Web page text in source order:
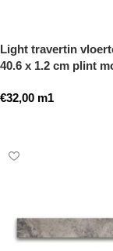
Light travertin
40.6 x 1.2 cm plint
€32,00 m1